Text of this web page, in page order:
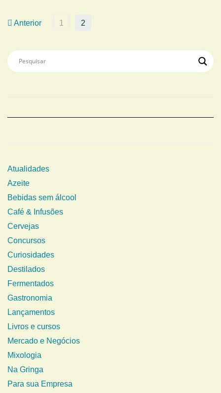
Anterior 1 2
Atualidades
Azeite
Bebidas sem álcool
Café & Infusões
Cervejas
Concursos
Curiosidades
Destilados
Fermentados
Gastronomia
Lançamentos
Livros e cursos
Mercado e Negócios
Mixologia
Na Gringa
Para sua Empresa